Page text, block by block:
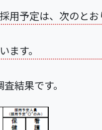
用予定は、次のとお
す。
結果です。